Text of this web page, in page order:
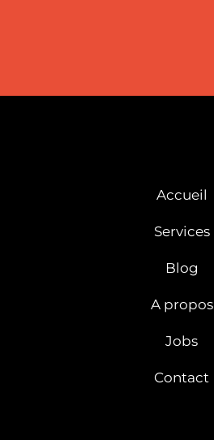
Accueil
Services
Blog
A propos
Jobs
Contact